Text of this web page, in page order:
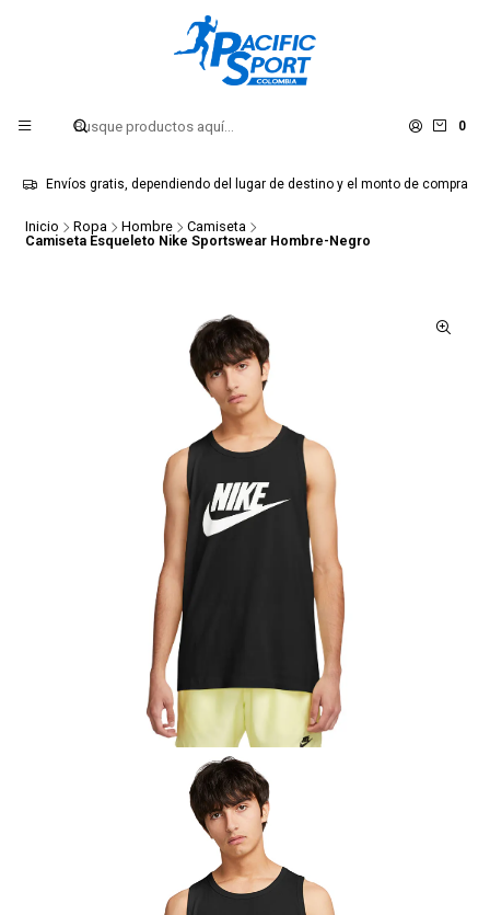
0
Envíos gratis, dependiendo del lugar de destino y el monto de compra
Inicio Ropa Hombre
Camiseta
Camiseta Esqueleto Nike Sportswear Hombre-Negro